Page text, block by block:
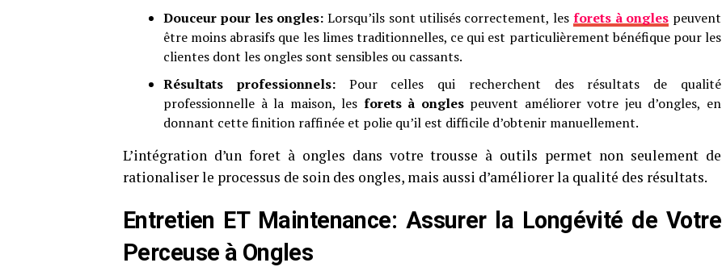
Douceur pour les ongles: Lorsqu’ils sont utilisés correctement, les forets à ongles peuvent
être moins abrasifs que les limes traditionnelles, ce qui est particulièrement bénéfique pour les
clientes dont les ongles sont sensibles ou cassants.
Résultats professionnels:Pour celles qui recherchent des résultats de qualité
professionnelle à la maison, les forets à onglespeuvent améliorer votre jeu d’ongles, en
donnant cette finition raffinée et polie qu’il est difficile d’obtenir manuellement.
L’intégration d’un foret à ongles dans votre trousse à outils permet non seulement de
rationaliser le processus de soin des ongles, mais aussi d’améliorer la qualité des résultats.
Entretien ET Maintenance: Assurer la Longévité de Votre
Perceuse à Ongles